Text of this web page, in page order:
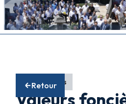
Retour
Fonds actions
Valeurs